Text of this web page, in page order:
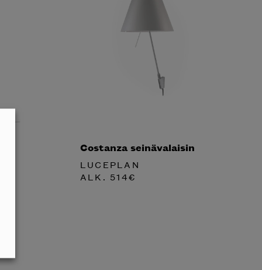
Costanza seinävalaisin
LUCEPLAN
ALK. 514€